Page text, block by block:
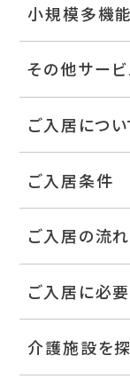
小規模多機
その他サー
ご入居につい
ご入居条件
ご入居の流れ
ご入居に必
介護施設を